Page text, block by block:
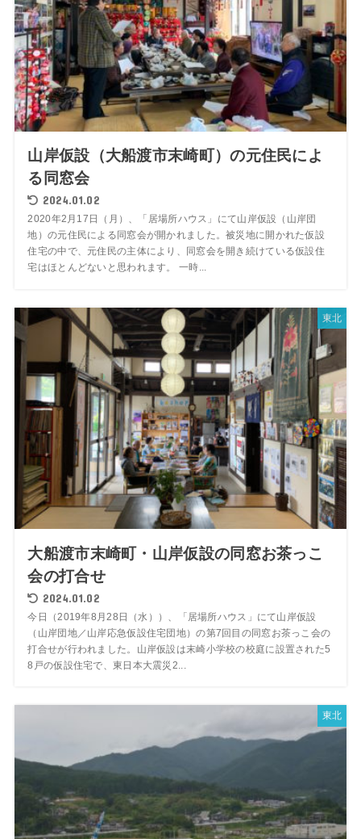
山岸仮設（大船渡市末崎町）の元住民によ
る同窓会
2024.01.02
2020年2月17日（月）、「居場所ハウス」にて山岸仮設（山岸団
地）の元住民による同窓会が開かれました。被災地に開かれた仮設
住宅の中で、元住民の主体により、同窓会を開き続けている仮設住
宅はほとんどないと思われます。 一時...
東北
大船渡市末崎町・山岸仮設の同窓お茶っこ
会の打合せ
2024.01.02
今日（2019年8月28日（水））、「居場所ハウス」にて山岸仮設
（山岸団地／山岸応急仮設住宅団地）の第7回目の同窓お茶っこ会の
打合せが行われました。山岸仮設は末崎小学校の校庭に設置された5
8戸の仮設住宅で、東日本大震災2...
東北